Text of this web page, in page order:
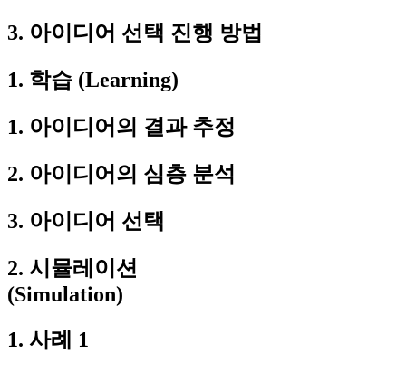
3. 아이디어 선택 진행 방법
1. 학습 (Learning)
1. 아이디어의 결과 추정
2. 아이디어의 심층 분석
3. 아이디어 선택
2. 시뮬레이션
(Simulation)
1. 사례 1